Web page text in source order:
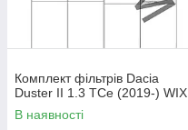
Комплект фільтрів Dacia
Duster II 1.3 TCe (2019-) WIX
В наявності